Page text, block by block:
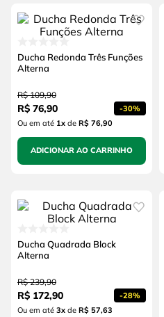
Ducha Redonda Três Funções
Alterna
R$ 109,90
R$ 76,90 -30%
Ou em até 1xde R$ 76,90
ADICIONAR AO CARRINHO
Ducha Quadrada Block
Alterna
R$ 239,90
R$ 172,90 -28%
Ou em até 3xde R$ 57,63